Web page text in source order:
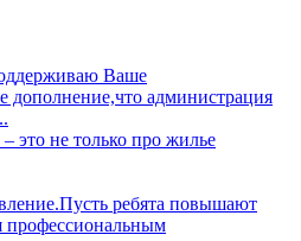
Ваше
дополнение,что администрация
это не только про жилье
ребята повышают
профессиональным